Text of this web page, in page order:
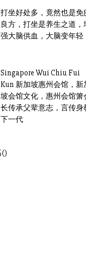
打坐好处多，竟然也是免
良方，打坐是养生之道，
强大脑供血，大脑变年轻
Singapore Wui Chiu Fui
Kun 新加坡惠州会馆，新
坡会馆文化，惠州会馆箫
长传承父辈意志，言传身
下一代